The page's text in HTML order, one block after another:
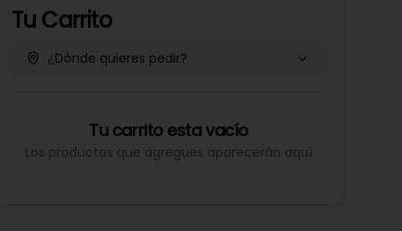
Tu Carrito
¿Dónde quieres pedir?
Tu carrito esta vacío
Los productos que agregues aparecerán aquí